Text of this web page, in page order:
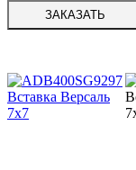
ЗАКАЗАТЬ